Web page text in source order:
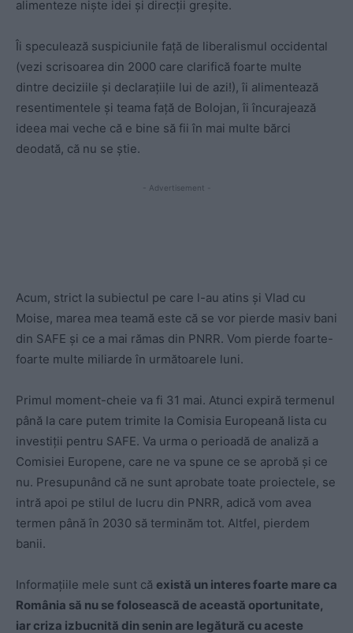
alimenteze niște idei și direcții greșite.
Îi speculează suspiciunile față de liberalismul occidental
(vezi scrisoarea din 2000 care clarifică foarte multe
dintre deciziile și declarațiile lui de azi!), îi alimentează
resentimentele și teama față de Bolojan, îi încurajează
ideea mai veche că e bine să fii în mai multe bărci
deodată, că nu se știe.
- Advertisement -
Acum, strict la subiectul pe care l-au atins și Vlad cu
Moise, marea mea teamă este că se vor pierde masiv bani
din SAFE și ce a mai rămas din PNRR. Vom pierde foarte-
foarte multe miliarde în următoarele luni.
Primul moment-cheie va fi 31 mai. Atunci expiră termenul
până la care putem trimite la Comisia Europeană lista cu
investiții pentru SAFE. Va urma o perioadă de analiză a
Comisiei Europene, care ne va spune ce se aprobă și ce
nu. Presupunând că ne sunt aprobate toate proiectele, se
intră apoi pe stilul de lucru din PNRR, adică vom avea
termen până în 2030 să terminăm tot. Altfel, pierdem
banii.
Informațiile mele sunt că există un interes foarte mare ca
România să nu se folosească de această oportunitate,
iar criza izbucnită din senin are legătură cu aceste